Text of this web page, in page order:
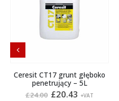
Ceresit CT17 grunt głęboko
penetrujący – 5L
£24.00 Pierwotna
£20.43 Aktualna
+VAT